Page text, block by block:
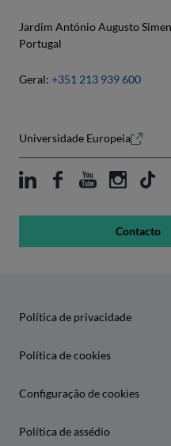
Jardim António Augusto
Portugal
Geral: +351 213 939 600
Universidade Europeia
Contacto
Política de privacidade
Política de cookies
Configuração de cookies
Política de assédio